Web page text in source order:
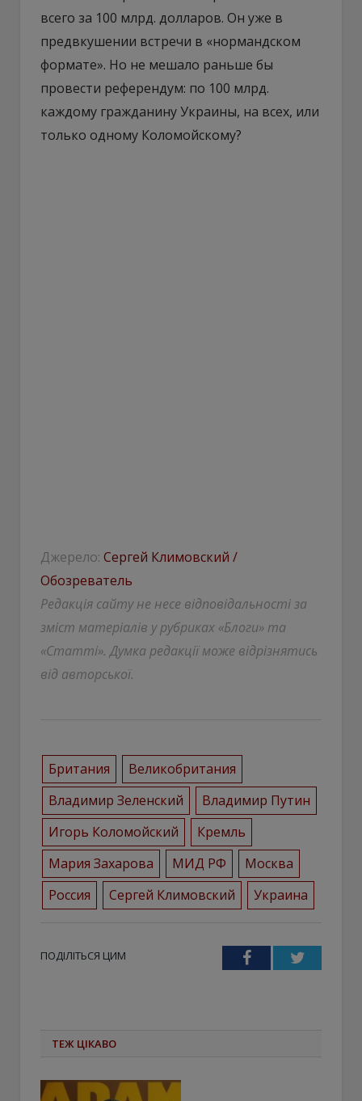
всего за 100 млрд. долларов. Он уже в
предвкушении встречи в «нормандском
формате». Но не мешало раньше бы
провести референдум: по 100 млрд.
каждому гражданину Украины, на всех, или
только одному Коломойскому?
Джерело: Сергей Климовский /
Обозреватель
Редакція сайту не несе відповідальності за
зміст матеріалів у рубриках «Блоги» та
«Статті». Думка редакції може відрізнятись
від авторської.
Британия
Великобритания
Владимир Зеленский
Владимир Путин
Игорь Коломойский
Кремль
Мария Захарова
МИД РФ
Москва
Россия
Сергей Климовский Украина
ПОДІЛІТЬСЯ ЦИМ FacebookTwitter
ТЕЖ ЦІКАВО